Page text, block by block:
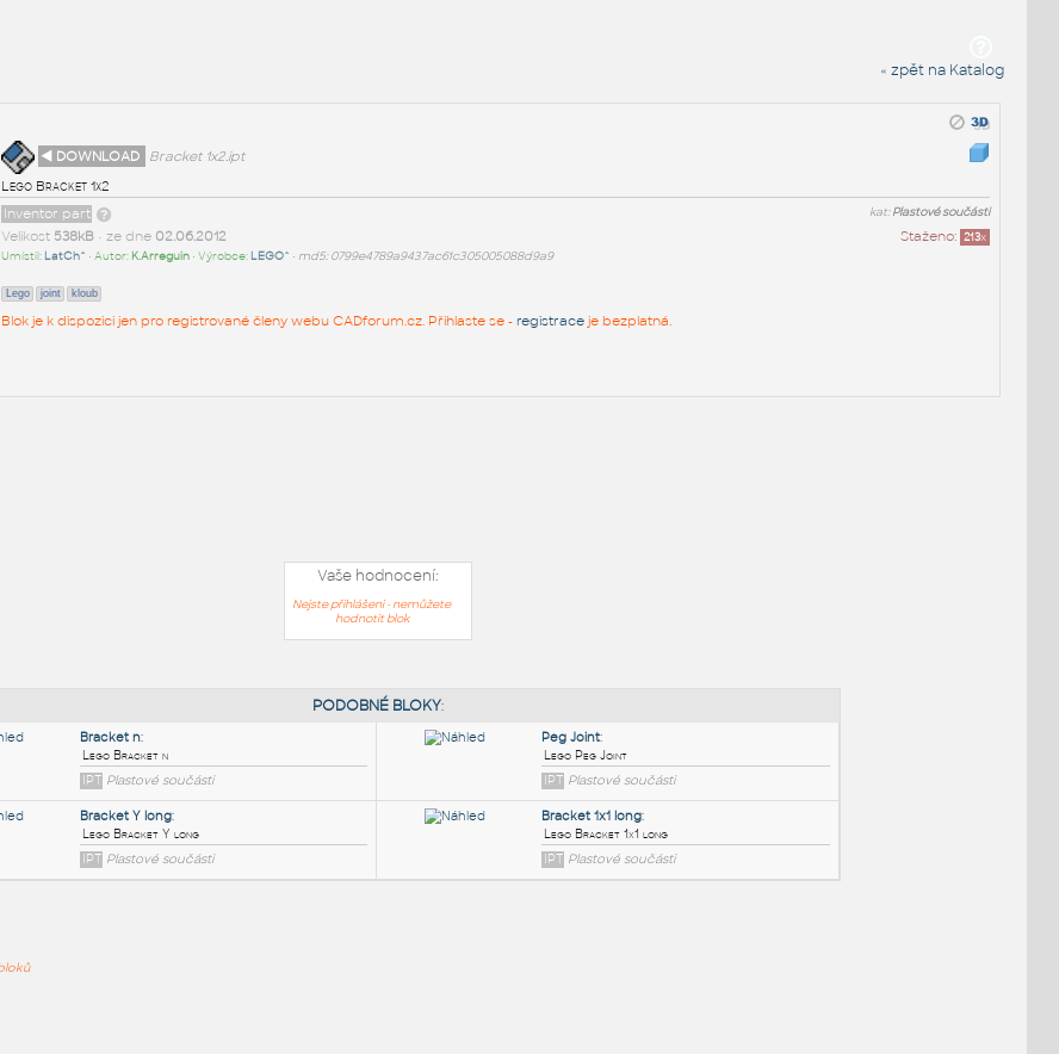
« zpět na Katalog
◄ DOWNLOAD
Bracket 1x2.ipt
Lego Bracket 1x2
kat:Plastové součásti
Inventor part
Staženo: 213x
Velikost 538kB• ze dne 02.06.2012
Umístil: LatCh^ • Autor: K.Arreguin• Výrobce: LEGO^ • md5: 0799e4789a9437ac61c305005088d9a9
Lego joint kloub
Blok je k dispozici jen pro registrované členy webu CADforum.cz. Přihlaste se - registraceje bezplatná.
Vaše hodnocení:
Nejste přihlášeni - nemůžete
hodnotit blok